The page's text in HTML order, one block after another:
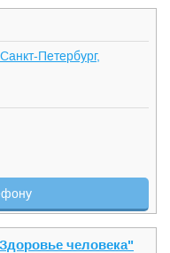
Петербург,
человека"